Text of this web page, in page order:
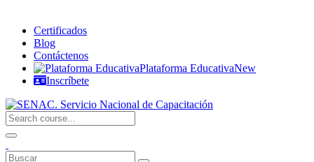
Certificados
Blog
Contáctenos
Plataforma EducativaNew
Inscríbete